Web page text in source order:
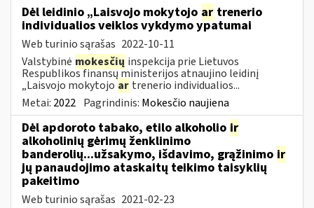
Dėl leidinio „Laisvojo mokytojo ar trenerio
individualios veiklos vykdymo ypatumai
Web turinio sąrašas 2022-10-11
Valstybinė mokesčių inspekcija prie Lietuvos
Respublikos finansų ministerijos atnaujino leidinį
„Laisvojo mokytojo ar trenerio individualios...
Metai: 2022 Pagrindinis: Mokesčio naujiena
Dėl apdoroto tabako, etilo alkoholio ir
alkoholinių gėrimų ženklinimo
banderolių...užsakymo, išdavimo, grąžinimo ir
jų panaudojimo ataskaitų teikimo taisyklių
pakeitimo
Web turinio sąrašas 2021-02-23